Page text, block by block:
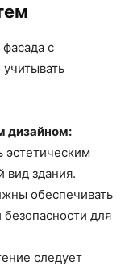
с
дизайном:
эстетическим
вид здания.
обеспечивать
для
следует